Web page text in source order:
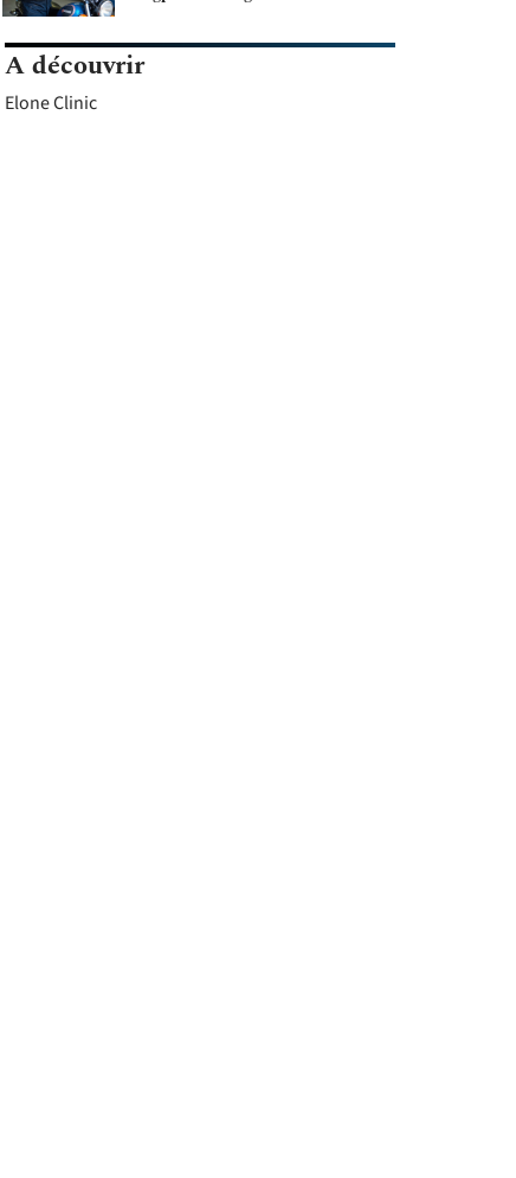
A découvrir
Elone Clinic